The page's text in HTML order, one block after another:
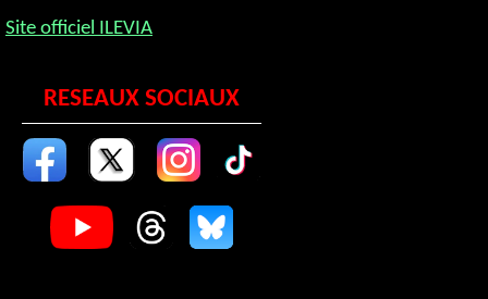
Site officiel ILEVIA
RESEAUX SOCIAUX